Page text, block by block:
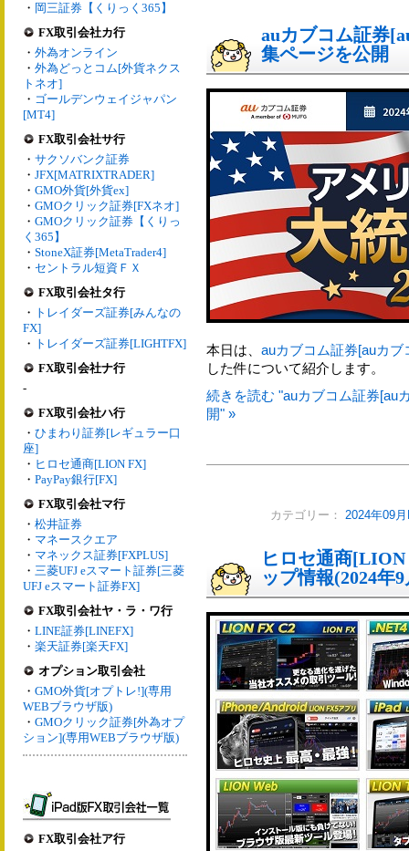
・ 岡三証券【くりっく365】
FX取引会社カ行
・ 外為オンライン
・ 外為どっとコム[外貨ネクス
トネオ]
・ ゴールデンウェイジャパン
[MT4]
FX取引会社サ行
・ サクソバンク証券
・ JFX[MATRIXTRADER]
・ GMO外貨[外貨ex]
・ GMOクリック証券[FXネオ]
・ GMOクリック証券【くりっ
く365】
・ StoneX証券[MetaTrader4]
・ セントラル短資ＦＸ
FX取引会社タ行
・ トレイダーズ証券[みんなの
FX]
・ トレイダーズ証券[LIGHTFX]
FX取引会社ナ行
-
FX取引会社ハ行
・ ひまわり証券[レギュラー口
座]
・ ヒロセ通商[LION FX]
・ PayPay銀行[FX]
FX取引会社マ行
・ 松井証券
・ マネースクエア
・ マネックス証券[FXPLUS]
・ 三菱UFJ eスマート証券[三菱
UFJ eスマート証券FX]
FX取引会社ヤ・ラ・ワ行
・ LINE証券[LINEFX]
・ 楽天証券[楽天FX]
オプション取引会社
・ GMO外貨[オプトレ!](専用
WEBブラウザ版)
・ GMOクリック証券[外為オプ
ション](専用WEBブラウザ版)
FX取引会社ア行
auカブコム証券
集ページを公開
本日は、 auカブコム証券[auカブ
した件について紹介します。
続きを読む "auカブコム証券[au
開" »
カテゴリー： 2024年09
ヒロセ通商
ップ情報(2024年